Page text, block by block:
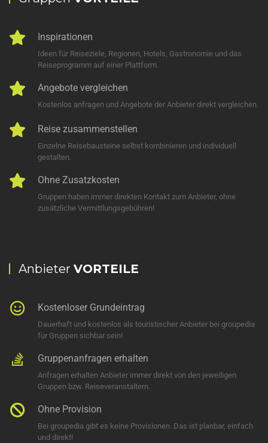
Inspirationen
Ideen für Reiseziele, Regionen, Hotels, Gastronomie und das
Reiseprogramm auf einer Plattform.
Angebote vergleichen
Kostenlos anfragen und Angebote der Anbieter direkt vergleichen.
Reise zusammenstellen
Einzelne Reisebausteine selbst kombinieren und individuell
gestalten.
Ohne Zusatzkosten
Gruppen haben immer direkten Kontakt zum Anbieter, ohne
zusätzliche Vermittlungsgebühren!
Anbieter VORTEILE
Kostenloser Grundeintrag
Dauerhaft und kostenlos als touristischer Anbieter bei groupedia
für Gruppen sichbar sein!
Gruppenanfragen erhalten
Anfragen erhalten Anbieter immer direkt von den jeweiligen
Gruppen bzw. Reiseveranstaltern.
Ohne Provision
Bei groupedia gibt es keine Provisionen. Das ist planbar, einfach
und direkt!